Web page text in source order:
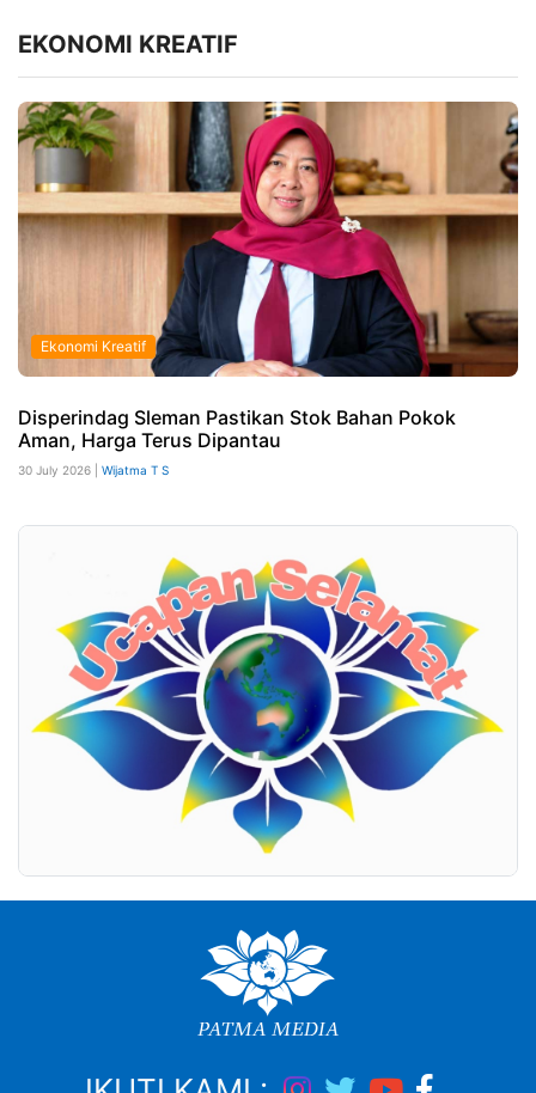
EKONOMI KREATIF
Ekonomi Kreatif
Disperindag Sleman Pastikan Stok Bahan Pokok
Aman, Harga Terus Dipantau
30 July 2026 | Wijatma T S